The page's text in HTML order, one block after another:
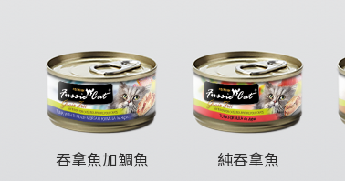
吞拿魚加鯛魚 純吞拿魚